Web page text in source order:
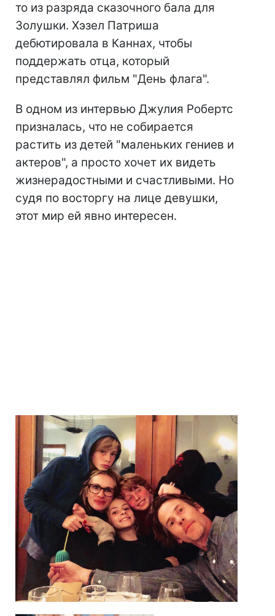
то из разряда сказочного бала для
Золушки. Хэзел Патриша
дебютировала в Каннах, чтобы
поддержать отца, который
представлял фильм "День флага".
В одном из интервью Джулия Робертс
призналась, что не собирается
растить из детей "маленьких гениев и
актеров", а просто хочет их видеть
жизнерадостными и счастливыми. Но
судя по восторгу на лице девушки,
этот мир ей явно интересен.